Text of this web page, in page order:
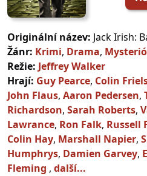
Originální název: Jack Irish:
Žánr: Krimi, Drama,
Režie: Jeffrey Walker
Hrají: Guy Pearce, Colin
John Flaus, Aaron Pedersen,
Richardson, Sarah Roberts,
Lawrance, Ron Falk, Russell
Colin Hay, Marshall Napier,
Humphrys, Damien Garvey,
Fleming , další...